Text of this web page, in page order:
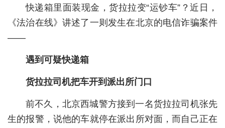
世相
环球
专题
极客圈
经济
城建
快递箱里面装现金，货拉拉变“运钞车”？近日，
《法治在线》讲述了一则发生在北京的电信诈骗案件
——
遇到可疑快递箱
货拉拉司机把车开到派出所门口
前不久，北京西城警方接到一名货拉拉司机张先
生的报警，说他的车就停在派出所对面，而自己正在